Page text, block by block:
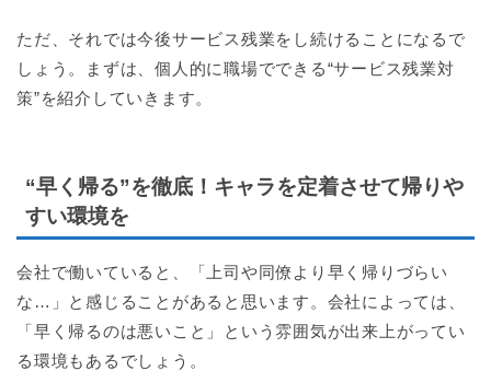
ただ、それでは今後サービス残業をし続けることになるで
しょう。まずは、個人的に職場でできる“サービス残業対
策”を紹介していきます。
“早く帰る”を徹底！キャラを定着させて帰りや
すい環境を
会社で働いていると、「上司や同僚より早く帰りづらい
な…」と感じることがあると思います。会社によっては、
「早く帰るのは悪いこと」という雰囲気が出来上がってい
る環境もあるでしょう。